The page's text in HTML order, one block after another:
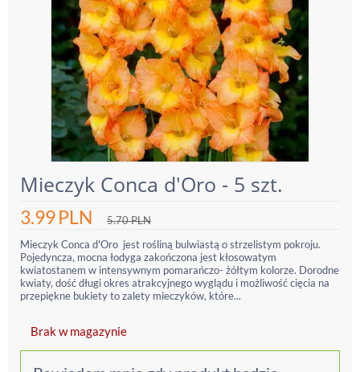
Mieczyk Conca d'Oro - 5 szt.
3.99PLN 5.70PLN
Mieczyk Conca d'Oro jest rośliną bulwiastą o strzelistym pokroju.
Pojedyncza, mocna łodyga zakończona jest kłosowatym
kwiatostanem w intensywnym pomarańczo- żółtym kolorze. Dorodne
kwiaty, dość długi okres atrakcyjnego wyglądu i możliwość cięcia na
przepiękne bukiety to zalety mieczyków, które...
Brak w magazynie